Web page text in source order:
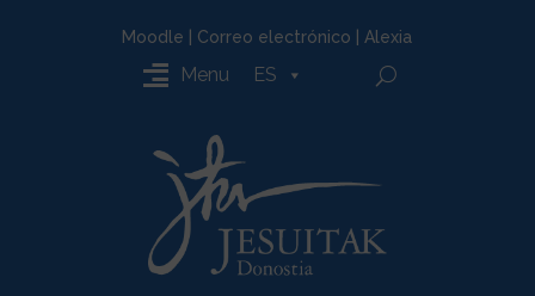
Moodle Correo electrónico Alexia
Menu ES